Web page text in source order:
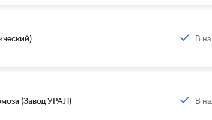
В
(Завод УРАЛ) В